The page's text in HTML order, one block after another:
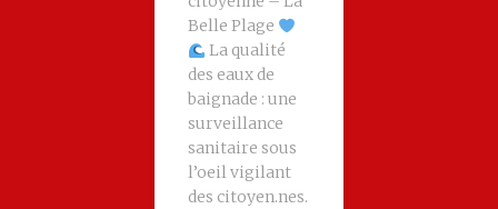
Belle Plage
La qualité
des eaux de
baignade : une
surveillance
sanitaire sous
l’oeil vigilant
des citoyen.nes.